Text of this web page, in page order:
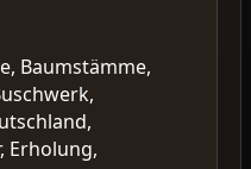
Baumstämme,
Erholung,